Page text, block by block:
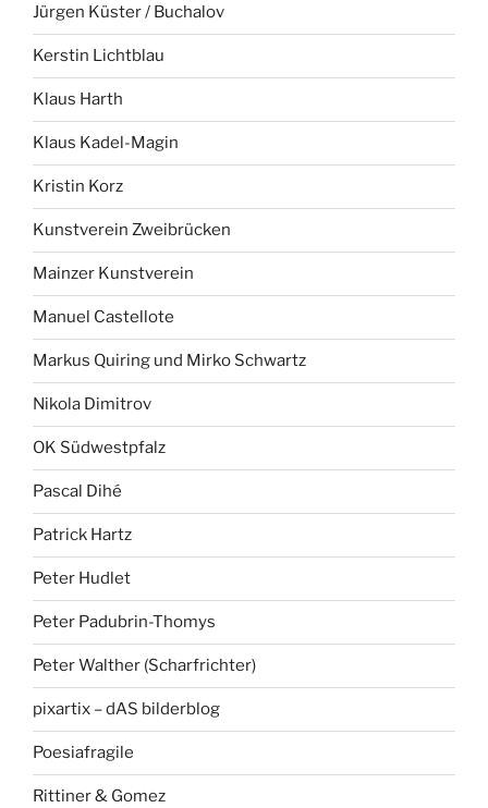
Jürgen Küster / Buchalov
Kerstin Lichtblau
Klaus Harth
Klaus Kadel-Magin
Kristin Korz
Kunstverein Zweibrücken
Mainzer Kunstverein
Manuel Castellote
Markus Quiring und Mirko Schwartz
Nikola Dimitrov
OK Südwestpfalz
Pascal Dihé
Patrick Hartz
Peter Hudlet
Peter Padubrin-Thomys
Peter Walther (Scharfrichter)
pixartix – dAS bilderblog
Poesiafragile
Rittiner & Gomez